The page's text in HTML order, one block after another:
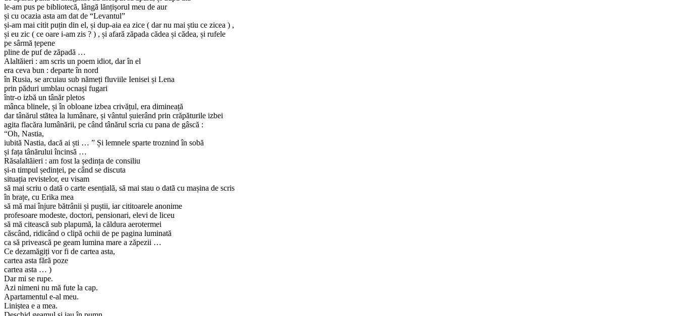
le-am pus pe bibliotecă, lângă lănțișorul meu de aur
și cu ocazia asta am dat de “Levantul”
și-am mai citit puțin din el, și dup-aia ea zice ( dar nu mai știu ce zicea ) ,
și eu zic ( ce oare i-am zis ? ) , și afară zăpada cădea și cădea, și rufele
pe sârmă țepene
pline de puf de zăpadă …
Alaltăieri : am scris un poem idiot, dar în el
era ceva bun : departe în nord
în Rusia, se arcuiau sub nămeți fluviile Ienisei și Lena
prin păduri umblau ocnași fugari
într-o izbă un tânăr pletos
mânca blinele, și în obloane izbea crivățul, era dimineață
dar tânărul stătea la lumânare, și vântul șuierând prin crăpăturile izbei
agita flacăra lumânării, pe când tânărul scria cu pana de gâscă :
“Oh, Nastia,
iubită Nastia, dacă ai ști … ” Și lemnele sparte troznind în sobă
și fața tânărului încinsă …
Răsalaltăieri : am fost la ședința de consiliu
și-n timpul ședinței, pe când se discuta
situația revistelor, eu visam
să mai scriu o dată o carte esențială, să mai stau o dată cu mașina de scris
în brațe, cu Erika mea
să mă mai înjure bătrânii și puștii, iar cititoarele anonime
profesoare modeste, doctori, pensionari, elevi de liceu
să mă citească sub plapumă, la căldura aerotermei
căscând, ridicând o clipă ochii de pe pagina luminată
ca să privească pe geam lumina mare a zăpezii …
Ce dezamăgiți vor fi de cartea asta,
cartea asta fără poze
cartea asta … )
Dar mi se rupe.
Azi nimeni nu mă fute la cap.
Apartamentul e-al meu.
Liniștea e a mea.